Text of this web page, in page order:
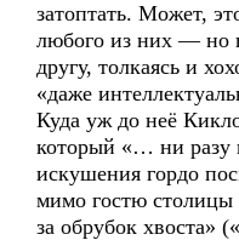
затоптать. Может,
любого из них — но
другу, толкаясь и
«даже
Куда уж до неё
который «… ни разу
искушения гордо
мимо гостю столицы
за обрубок хвоста»